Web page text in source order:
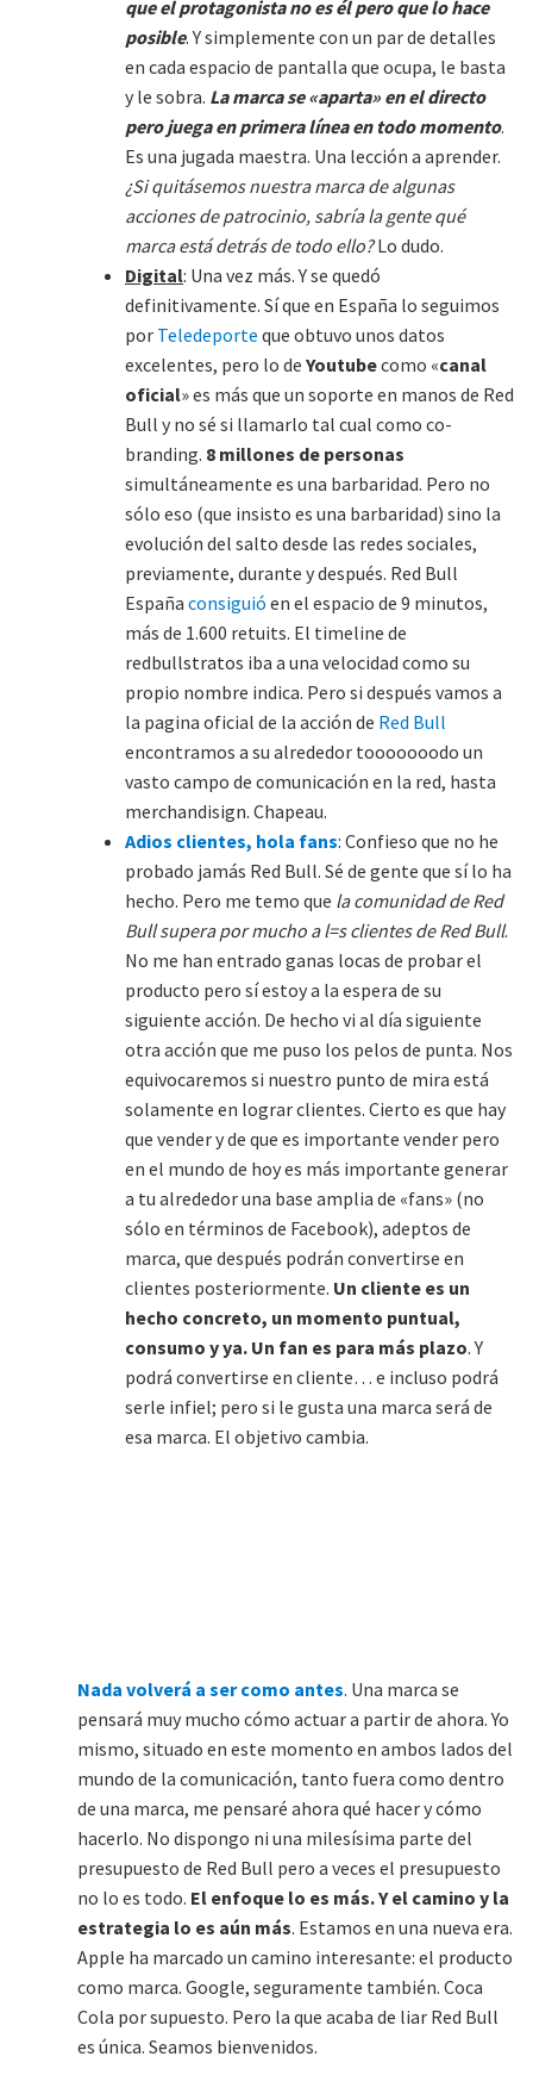
que el protagonista no es él pero que lo hace
posible. Y simplemente con un par de detalles
en cada espacio de pantalla que ocupa, le basta
y le sobra. La marca se «aparta» en el directo
pero juega en primera línea en todo momento.
Es una jugada maestra. Una lección a aprender.
¿Si quitásemos nuestra marca de algunas
acciones de patrocinio, sabría la gente qué
marca está detrás de todo ello?Lo dudo.
Digital: Una vez más. Y se quedó
definitivamente. Sí que en España lo seguimos
por Teledeporte que obtuvo unos datos
excelentes, pero lo de Youtubecomo «canal
oficial» es más que un soporte en manos de Red
Bull y no sé si llamarlo tal cual como co-
branding. 8 millones de personas
simultáneamente es una barbaridad. Pero no
sólo eso (que insisto es una barbaridad) sino la
evolución del salto desde las redes sociales,
previamente, durante y después. Red Bull
España consiguió en el espacio de 9 minutos,
más de 1.600 retuits. El timeline de
redbullstratos iba a una velocidad como su
propio nombre indica. Pero si después vamos a
la pagina oficial de la acción de Red Bull
encontramos a su alrededor tooooooodo un
vasto campo de comunicación en la red, hasta
merchandisign. Chapeau.
Adios clientes, hola fans: Confieso que no he
probado jamás Red Bull. Sé de gente que sí lo ha
hecho. Pero me temo que la comunidad de Red
Bull supera por mucho a l=s clientes de Red Bull.
No me han entrado ganas locas de probar el
producto pero sí estoy a la espera de su
siguiente acción. De hecho vi al día siguiente
otra acción que me puso los pelos de punta. Nos
equivocaremos si nuestro punto de mira está
solamente en lograr clientes. Cierto es que hay
que vender y de que es importante vender pero
en el mundo de hoy es más importante generar
a tu alrededor una base amplia de «fans» (no
sólo en términos de Facebook), adeptos de
marca, que después podrán convertirse en
clientes posteriormente. Un cliente es un
hecho concreto, un momento puntual,
consumo y ya. Un fan es para más plazo. Y
podrá convertirse en cliente… e incluso podrá
serle infiel; pero si le gusta una marca será de
esa marca. El objetivo cambia.
Nada volverá a ser como antes. Una marca se
pensará muy mucho cómo actuar a partir de ahora. Yo
mismo, situado en este momento en ambos lados del
mundo de la comunicación, tanto fuera como dentro
de una marca, me pensaré ahora qué hacer y cómo
hacerlo. No dispongo ni una milesísima parte del
presupuesto de Red Bull pero a veces el presupuesto
no lo es todo. El enfoque lo es más. Y el camino y la
estrategia lo es aún más. Estamos en una nueva era.
Apple ha marcado un camino interesante: el producto
como marca. Google, seguramente también. Coca
Cola por supuesto. Pero la que acaba de liar Red Bull
es única. Seamos bienvenidos.